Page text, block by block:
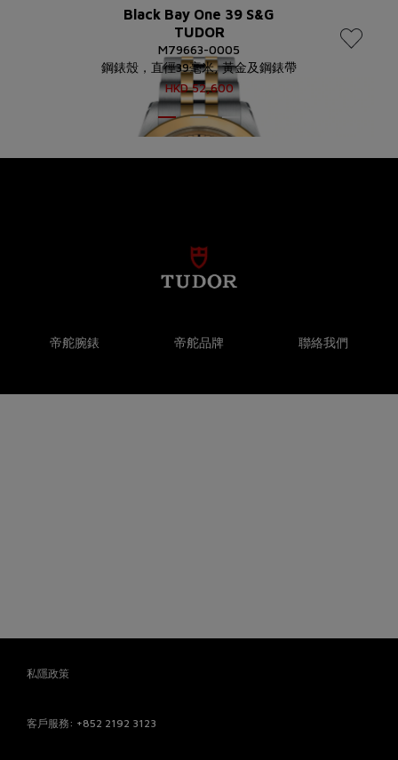
Black Bay One 39 S&G
TUDOR
M79663-0005
鋼錶殼，直徑39毫米, 黃金及鋼錶帶
HKD52,600
帝舵腕錶 帝舵品牌 聯絡我們
私隱政策
客戶服務: +852 2192 3123